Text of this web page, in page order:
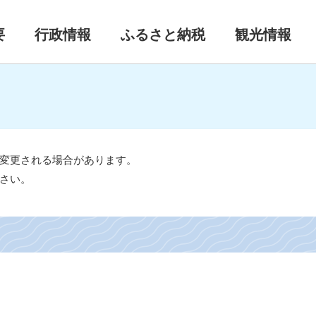
行政情報 ふるさと納税 観光情報
更される場合があります。
い。